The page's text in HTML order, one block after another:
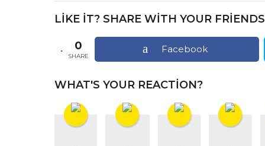
t
a
i
n
LIKE IT? SHARE WITH YOUR
0
SHARE
Facebook
WHAT'S YOUR REACTION?